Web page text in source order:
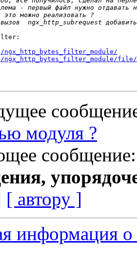
file/
модуля ?
[ автору ]
информация